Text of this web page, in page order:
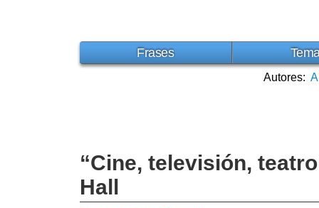
Frases
Autores: A
“Cine, televisión,
Hall